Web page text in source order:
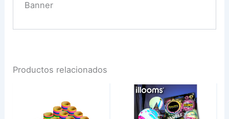
Banner
Productos relacionados